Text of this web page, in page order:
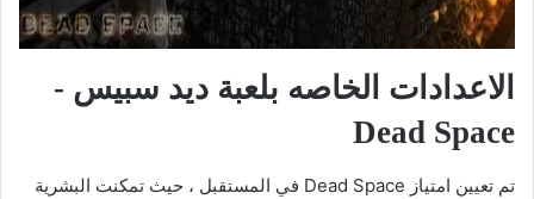
الاعدادات الخاصه بلعبة ديد سبيس -
Dead Space
تم تعيين امتياز Dead Space في المستقبل ، حيث تمكنت البشرية